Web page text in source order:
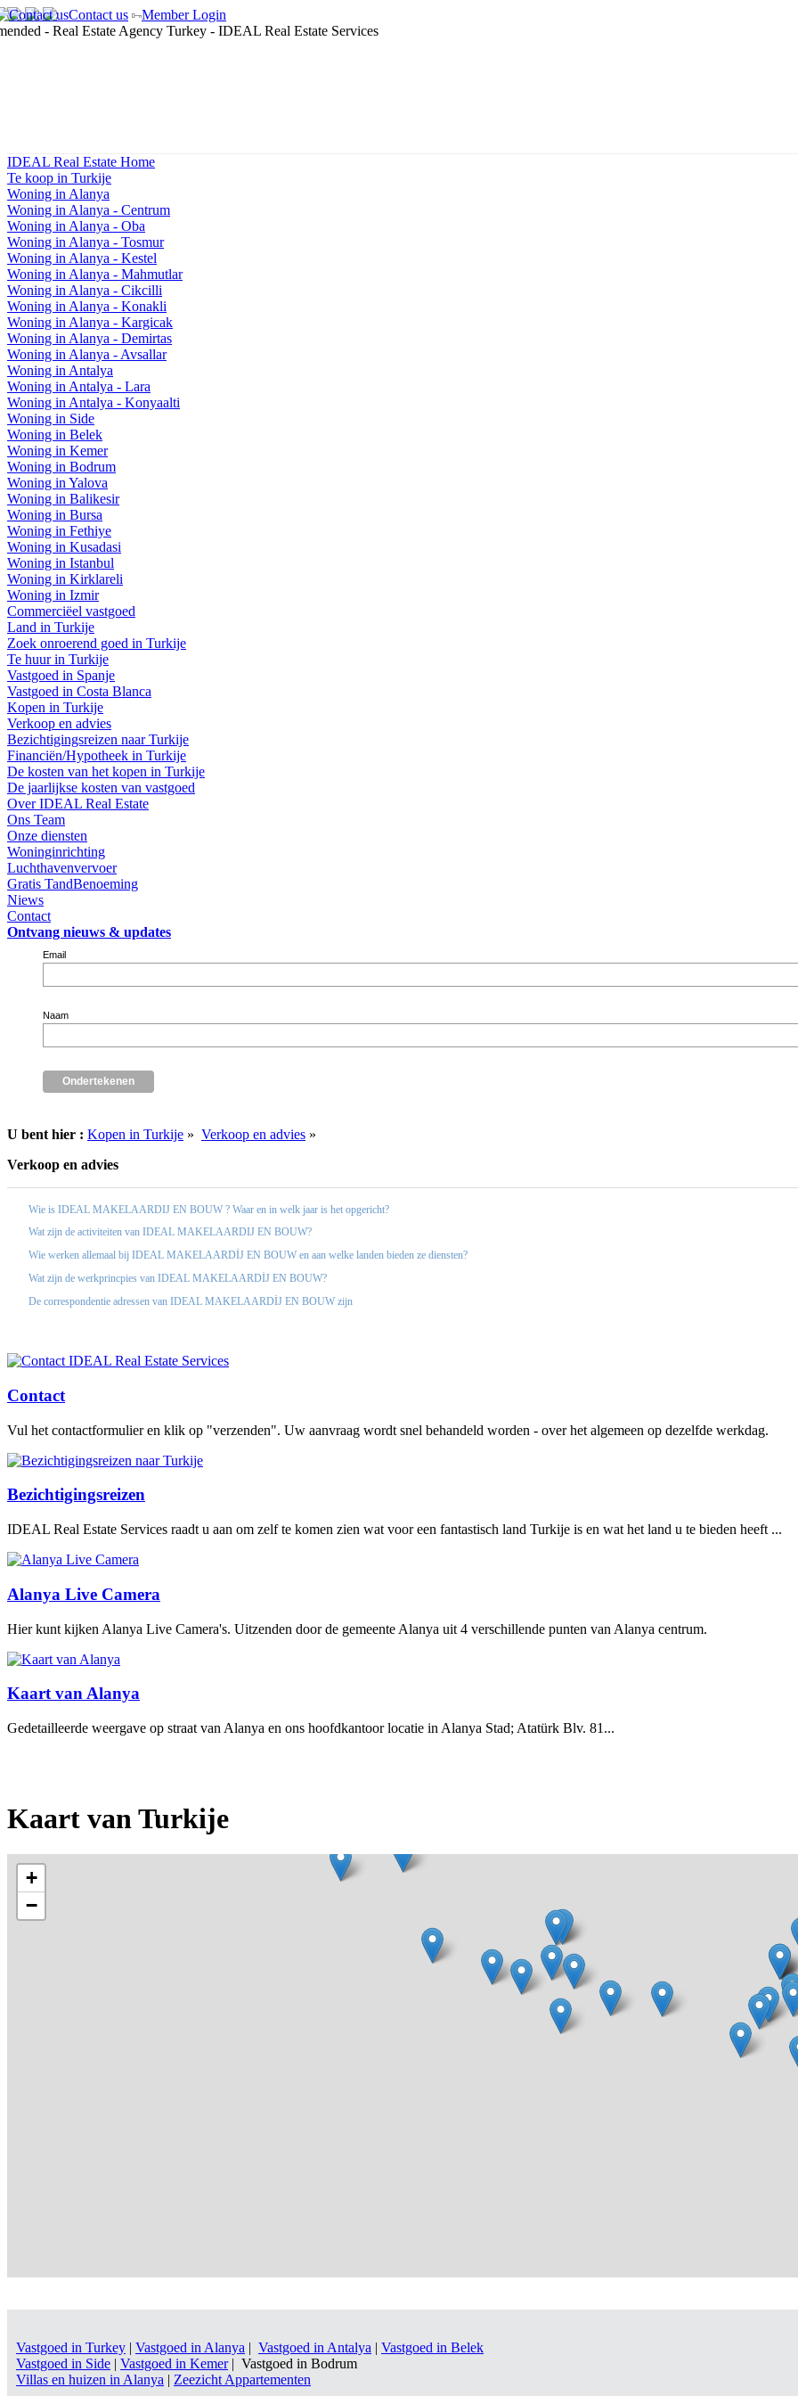
Contact us Member Login
IDEAL Real Estate Home
Te koop in Turkije
Woning in Alanya
Woning in Alanya - Centrum
Woning in Alanya - Oba
Woning in Alanya - Tosmur
Woning in Alanya - Kestel
Woning in Alanya - Mahmutlar
Woning in Alanya - Cikcilli
Woning in Alanya - Konakli
Woning in Alanya - Kargicak
Woning in Alanya - Demirtas
Woning in Alanya - Avsallar
Woning in Antalya
Woning in Antalya - Lara
Woning in Antalya - Konyaalti
Woning in Side
Woning in Belek
Woning in Kemer
Woning in Bodrum
Woning in Yalova
Woning in Balikesir
Woning in Bursa
Woning in Fethiye
Woning in Kusadasi
Woning in Istanbul
Woning in Kirklareli
Woning in Izmir
Commerciëel vastgoed
Land in Turkije
Zoek onroerend goed in Turkije
Te huur in Turkije
Vastgoed in Spanje
Vastgoed in Costa Blanca
Kopen in Turkije
Verkoop en advies
Bezichtigingsreizen naar Turkije
Financiën/Hypotheek in Turkije
De kosten van het kopen in Turkije
De jaarlijkse kosten van vastgoed
Over IDEAL Real Estate
Ons Team
Onze diensten
Woninginrichting
Luchthavenvervoer
Gratis TandBenoeming
Niews
Contact
Ontvang nieuws & updates
Email
Naam
U bent hier : Kopen in Turkije » Verkoop en advies »
Verkoop en advies
Wie is IDEAL MAKELAARDIJ EN BOUW ? Waar en in welk jaar is het opgericht?
Wat zijn de activiteiten van IDEAL MAKELAARDIJ EN BOUW?
Wie werken allemaal bij IDEAL MAKELAARDİJ EN BOUW en aan welke landen bieden ze diensten?
Wat zijn de werkprincpies van IDEAL MAKELAARDİJ EN BOUW?
De correspondentie adressen van IDEAL MAKELAARDİJ EN BOUW zijn
Contact
Vul het contactformulier en klik op "verzenden". Uw aanvraag wordt snel behandeld worden - over het algemeen op dezelfde werkdag.
Bezichtigingsreizen
IDEAL Real Estate Services raadt u aan om zelf te komen zien wat voor een fantastisch land Turkije is en wat het land u te bieden heeft ...
Alanya Live Camera
Hier kunt kijken Alanya Live Camera's. Uitzenden door de gemeente Alanya uit 4 verschillende punten van Alanya centrum.
Kaart van Alanya
Gedetailleerde weergave op straat van Alanya en ons hoofdkantoor locatie in Alanya Stad; Atatürk Blv. 81...
Kaart van Turkije
+
−
Vastgoed in Turkey | Vastgoed in Alanya | Vastgoed in Antalya | Vastgoed in Belek
Vastgoed in Side | Vastgoed in Kemer| Vastgoed in Bodrum
Villas en huizen in Alanya | Zeezicht Appartementen